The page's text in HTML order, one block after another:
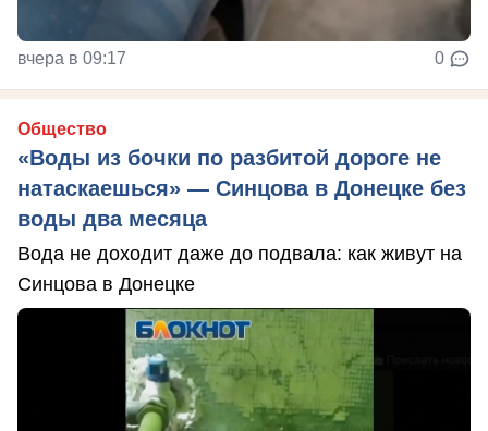
вчера в 09:17 0
Общество
«Воды из бочки по разбитой дороге не
натаскаешься» — Синцова в Донецке без
воды два месяца
Вода не доходит даже до подвала: как живут на
Синцова в Донецке